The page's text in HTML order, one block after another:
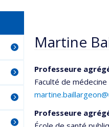
Martine
Professeure
Faculté de
Professeure